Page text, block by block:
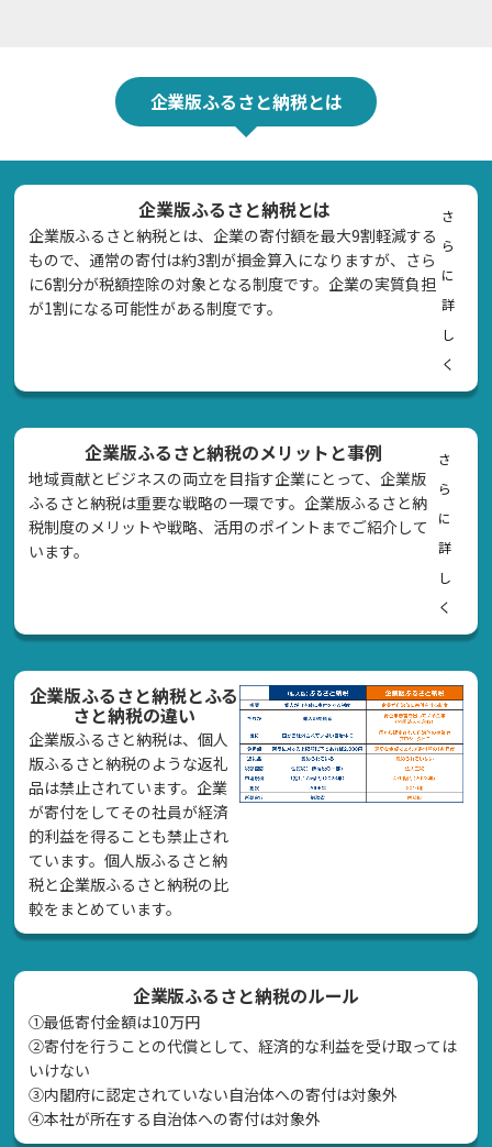
企業版ふるさと納税とは
企業版ふるさと納税とは
企業版ふるさと納税とは、企業の寄付額を最大9割軽減する
もので、通常の寄付は約3割が損金算入になりますが、さら
に6割分が税額控除の対象となる制度です。企業の実質負担
が1割になる可能性がある制度です。
さ
ら
に
詳
し
く
企業版ふるさと納税のメリットと事例
地域貢献とビジネスの両立を目指す企業にとって、企業版
ふるさと納税は重要な戦略の一環です。企業版ふるさと納
税制度のメリットや戦略、活用のポイントまでご紹介して
います。
さ
ら
に
詳
し
く
企業版ふるさと納税とふる
さと納税の違い
企業版ふるさと納税は、個人
版ふるさと納税のような返礼
品は禁止されています。企業
が寄付をしてその社員が経済
的利益を得ることも禁止され
ています。個人版ふるさと納
税と企業版ふるさと納税の比
較をまとめています。
企業版ふるさと納税のルール
①最低寄付金額は10万円
②寄付を行うことの代償として、経済的な利益を受け取っては
いけない
➂内閣府に認定されていない自治体への寄付は対象外
④本社が所在する自治体への寄付は対象外